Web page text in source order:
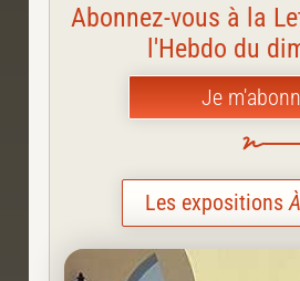
Abonnez-vous à la
l'Hebdo du
Je
Les expositionsÀ